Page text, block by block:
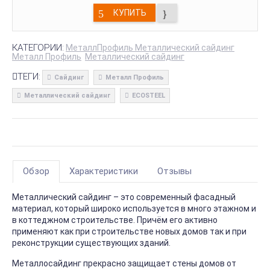
КУПИТЬ
КАТЕГОРИИ: МеталлПрофиль Металлический сайдинг
Металл Профиль Металлический сайдинг
ТЕГИ: Сайдинг Металл Профиль
Металлический сайдинг ECOSTEEL
Обзор Характеристики Отзывы
Металлический сайдинг – это современный фасадный
материал, который широко используется в много этажном и
в коттеджном строительстве. Причём его активно
применяют как при строительстве новых домов так и при
реконструкции существующих зданий.
Металлосайдинг прекрасно защищает стены домов от